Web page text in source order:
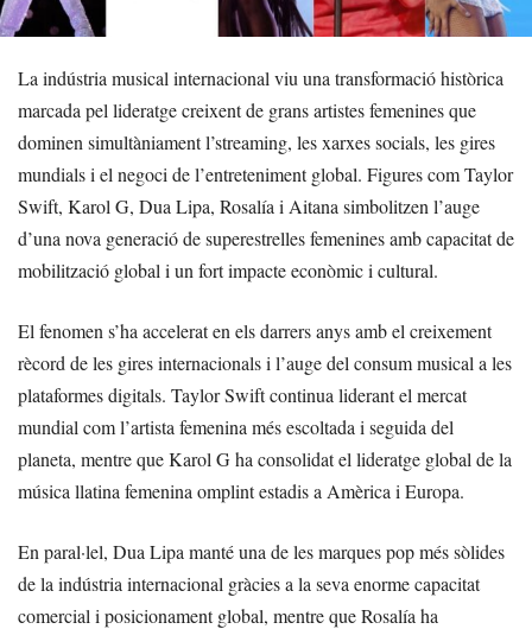
La indústria musical internacional viu una transformació històrica
marcada pel lideratge creixent de grans artistes femenines que
dominen simultàniament l’streaming, les xarxes socials, les gires
mundials i el negoci de l’entreteniment global. Figures com Taylor
Swift, Karol G, Dua Lipa, Rosalía i Aitana simbolitzen l’auge
d’una nova generació de superestrelles femenines amb capacitat de
mobilització global i un fort impacte econòmic i cultural.
El fenomen s’ha accelerat en els darrers anys amb el creixement
rècord de les gires internacionals i l’auge del consum musical a les
plataformes digitals. Taylor Swift continua liderant el mercat
mundial com l’artista femenina més escoltada i seguida del
planeta, mentre que Karol G ha consolidat el lideratge global de la
música llatina femenina omplint estadis a Amèrica i Europa.
En paral·lel, Dua Lipa manté una de les marques pop més sòlides
de la indústria internacional gràcies a la seva enorme capacitat
comercial i posicionament global, mentre que Rosalía ha